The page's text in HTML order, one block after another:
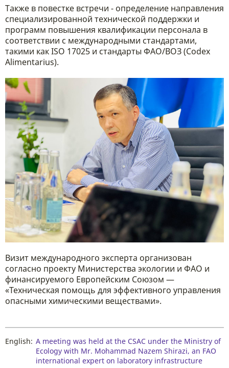
Также в повестке встречи - определение направления
специализированной технической поддержки и
программ повышения квалификации персонала в
соответствии с международными стандартами,
такими как ISO 17025 и стандарты ФАО/ВОЗ (Codex
Alimentarius).
Визит международного эксперта организован
согласно проекту Министерства экологии и ФАО и
финансируемого Европейским Союзом —
«Техническая помощь для эффективного управления
опасными химическими веществами».
English: A meeting was held at the CSAC under the Ministry of
Ecology with Mr. Mohammad Nazem Shirazi, an FAO
international expert on laboratory infrastructure